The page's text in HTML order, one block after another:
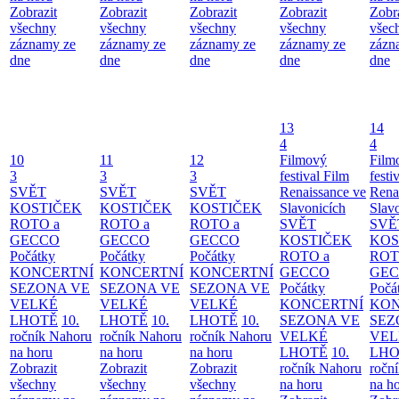
Zobrazit
všechny
záznamy ze
dne
Zobrazit
všechny
záznamy ze
dne
Zobrazit
všechny
záznamy ze
dne
Zobrazit
všechny
záznamy ze
dne
dne
10
3
SVĚT
KOSTIČEK
ROTO a
GECCO
Počátky
KONCERTNÍ
SEZONA VE
VELKÉ
LHOTĚ 10.
ročník Nahoru
na horu
Zobrazit
všechny
11
3
SVĚT
KOSTIČEK
ROTO a
GECCO
Počátky
KONCERTNÍ
SEZONA VE
VELKÉ
LHOTĚ 10.
ročník Nahoru
na horu
Zobrazit
všechny
12
3
SVĚT
KOSTIČEK
ROTO a
GECCO
Počátky
KONCERTNÍ
SEZONA VE
VELKÉ
LHOTĚ 10.
ročník Nahoru
na horu
Zobrazit
všechny
13
4
Filmový
festival Film
Renaissance ve
Slavonicích
SVĚT
KOSTIČEK
ROTO a
GECCO
Počátky
KONCERTNÍ
SEZONA VE
VELKÉ
LHOTĚ 10.
ročník Nahoru
na horu
14
4
na